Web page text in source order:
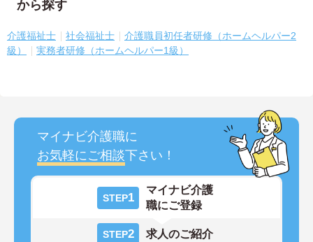
から探す
介護福祉士 社会福祉士
介護職員初任者研修（ホームヘルパー2
級）
実務者研修（ホームヘルパー1級）
マイナビ介護職に
お気軽にご相談下さい！
STEP1
マイナビ介護
職にご登録
STEP2 求人のご紹介